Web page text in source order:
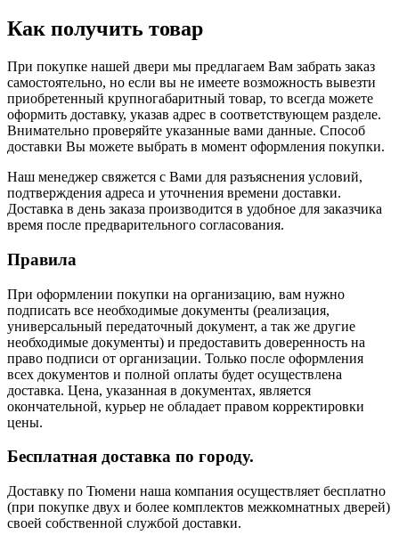
Как получить товар
При покупке нашей двери мы предлагаем Вам забрать заказ
самостоятельно, но если вы не имеете возможность вывезти
приобретенный крупногабаритный товар, то всегда можете
оформить доставку, указав адрес в соответствующем разделе.
Внимательно проверяйте указанные вами данные. Способ
доставки Вы можете выбрать в момент оформления покупки.
Наш менеджер свяжется с Вами для разъяснения условий,
подтверждения адреса и уточнения времени доставки.
Доставка в день заказа производится в удобное для заказчика
время после предварительного согласования.
Правила
При оформлении покупки на организацию, вам нужно
подписать все необходимые документы (реализация,
универсальный передаточный документ, а так же другие
необходимые документы) и предоставить доверенность на
право подписи от организации. Только после оформления
всех документов и полной оплаты будет осуществлена
доставка. Цена, указанная в документах, является
окончательной, курьер не обладает правом корректировки
цены.
Бесплатная доставка по городу.
Доставку по Тюмени наша компания осуществляет бесплатно
(при покупке двух и более комплектов межкомнатных дверей)
своей собственной службой доставки.